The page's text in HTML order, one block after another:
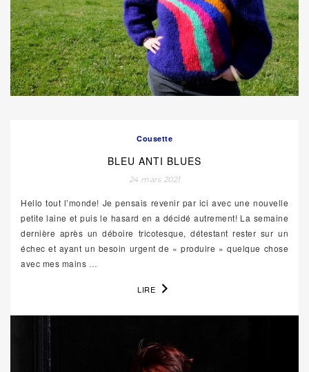
Cousette
BLEU ANTI BLUES
24 mars 2021
Hello tout l’monde! Je pensais revenir par ici avec une nouvelle
petite laine et puis le hasard en a décidé autrement! La semaine
dernière après un déboire tricotesque, détestant rester sur un
échec et ayant un besoin urgent de « produire » quelque chose
avec mes mains …
LIRE